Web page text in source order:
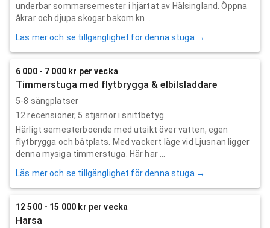
underbar sommarsemester i hjärtat av Hälsingland. Öppna
åkrar och djupa skogar bakom kn...
Läs mer och se tillgänglighet för denna stuga →
6 000 - 7 000 kr per vecka
Timmerstuga med flytbrygga & elbilsladdare
5-8 sängplatser
12 recensioner, 5 stjärnor i snittbetyg
Härligt semesterboende med utsikt över vatten, egen
flytbrygga och båtplats. Med vackert läge vid Ljusnan ligger
denna mysiga timmerstuga. Här har ...
Läs mer och se tillgänglighet för denna stuga →
12 500 - 15 000 kr per vecka
Harsa